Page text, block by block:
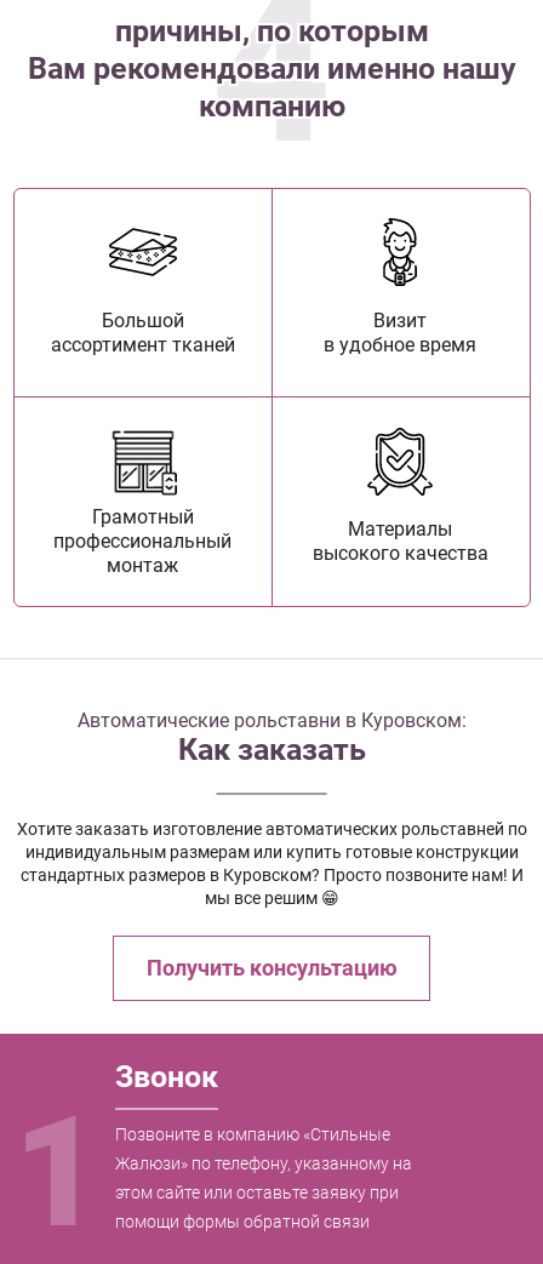
4
причины, по которым
Вам рекомендовали именно нашу
компанию
Большой
ассортимент тканей
Визит
в удобное время
Грамотный
профессиональный
монтаж
Материалы
высокого качества
Автоматические рольставни в Куровском:
Как заказать
Хотите заказать изготовление автоматических рольставней по
индивидуальным размерам или купить готовые конструкции
стандартных размеров в Куровском? Просто позвоните нам! И
мы все решим 😁
Получить консультацию
1
Звонок
Позвоните в компанию «Стильные
Жалюзи» по телефону, указанному на
этом сайте или оставьте заявку при
помощи формы обратной связи